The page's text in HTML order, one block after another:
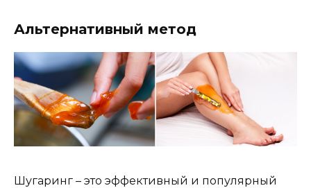
Альтернативный метод
Шугаринг – это эффективный и популярный